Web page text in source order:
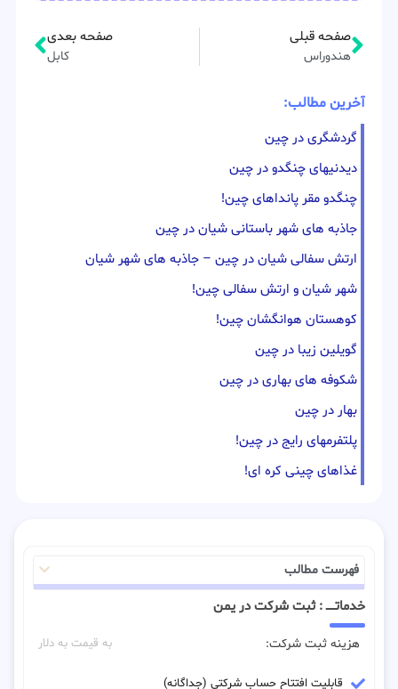
صفحه قبلی
هندوراس
صفحه بعدی
کابل
آخرین مطالب:
گردشگری در چین
دیدنیهای چنگدو در چین
چنگدو مقر پانداهای چین!
جاذبه های شهر باستانی شیان در چین
ارتش سفالی شیان در چین – جاذبه های شهر شیان
شهر شیان و ارتش سفالی چین!
کوهستان هوانگشان چین!
گویلین زیبا در چین
شکوفه های بهاری در چین
بهار در چین
پلتفرمهای رایج در چین!
غذاهای چینی کره ای!
فهرست مطالب
خدماتـــــ : ثبت شرکت در یمن
هزینه ثبت شرکت: به قیمت به دلار
قابلیت افتتاح حساب شرکتی (جداگانه)